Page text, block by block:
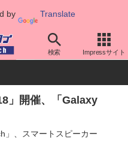
by Translate
検索 Impressサイト
」開催、「Galaxy
」、スマートスピーカー